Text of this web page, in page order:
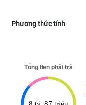
Phương thức tính